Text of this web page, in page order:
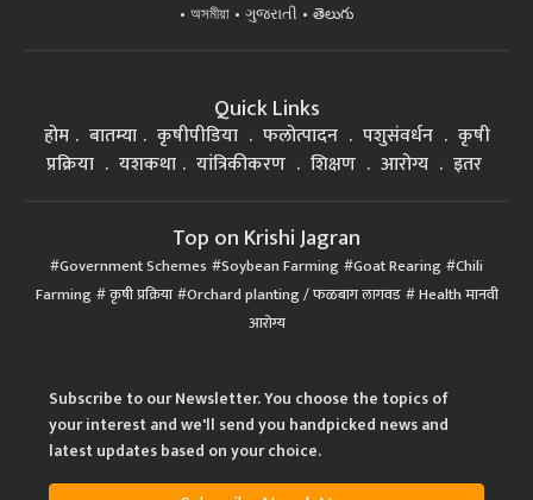
অসমীয়া
ગુજરાતી తెలుగు
Quick Links
होम बातम्या कृषीपीडिया फलोत्पादन पशुसंवर्धन
कृषी
प्रक्रिया
यशकथा यांत्रिकीकरण शिक्षण आरोग्य इतर
Top on Krishi Jagran
Government Schemes Soybean Farming Goat Rearing Chili
Farming कृषी प्रक्रिया Orchard planting / फळबाग लागवड Health मानवी
आरोग्य
Subscribe to our Newsletter. You choose the topics of
your interest and we'll send you handpicked news and
latest updates based on your choice.